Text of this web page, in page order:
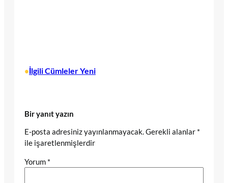
•İlgili Cümleler Yeni
Bir yanıt yazın
E-posta adresiniz yayınlanmayacak.Gerekli alanlar *
ile işaretlenmişlerdir
Yorum *